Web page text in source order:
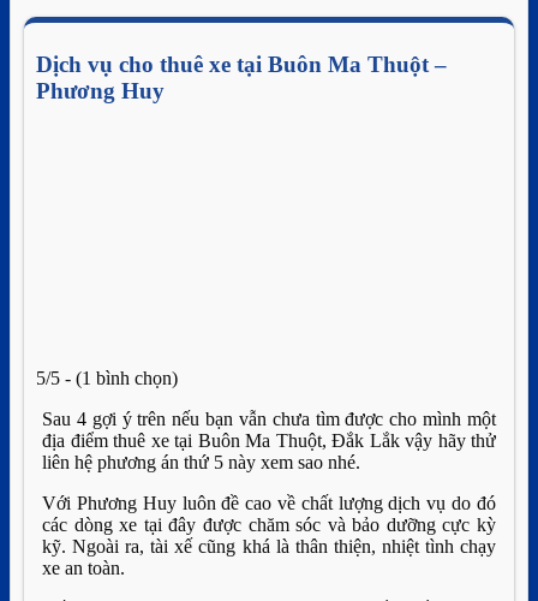
Dịch vụ cho thuê xe tại Buôn Ma Thuột –
Phương Huy
5/5 - (1 bình chọn)
Sau 4 gợi ý trên nếu bạn vẫn chưa tìm được cho mình một
địa điểm thuê xe tại Buôn Ma Thuột, Đắk Lắk vậy hãy thử
liên hệ phương án thứ 5 này xem sao nhé.
Với Phương Huy luôn đề cao về chất lượng dịch vụ do đó
các dòng xe tại đây được chăm sóc và bảo dưỡng cực kỳ
kỹ. Ngoài ra, tài xế cũng khá là thân thiện, nhiệt tình chạy
xe an toàn.